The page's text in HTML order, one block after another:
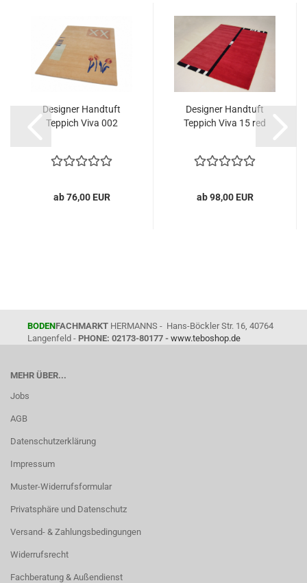
Designer Handtuft
Teppich Viva 002
ab 76,00 EUR
Designer Handtuft
Teppich Viva 15 red
ab 98,00 EUR
BODENFACHMARKT HERMANNS - Hans-Böckler Str. 16, 40764
Langenfeld - PHONE: 02173-80177 - www.teboshop.de
MEHR ÜBER...
Jobs
AGB
Datenschutzerklärung
Impressum
Muster-Widerrufsformular
Privatsphäre und Datenschutz
Versand- & Zahlungsbedingungen
Widerrufsrecht
Fachberatung & Außendienst